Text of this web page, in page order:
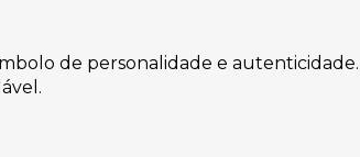
de personalidade e